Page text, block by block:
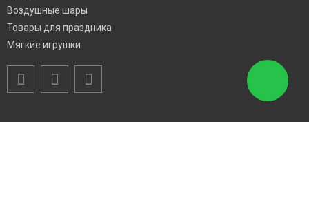
Воздушные шары
Товары для праздника
Мягкие игрушки